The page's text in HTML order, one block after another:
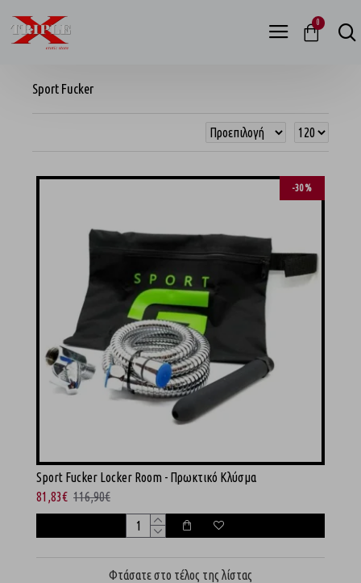
0
Sport Fucker
-30 %
Sport Fucker Locker Room - Πρωκτικό Κλύσμα
81,83€ 116,90€
Φτάσατε στο τέλος της λίστας